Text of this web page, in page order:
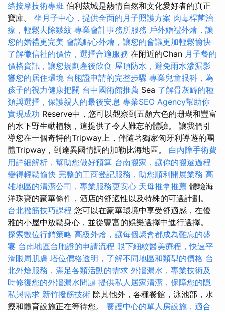
絡按摩技術專班 伯利茲城是熱情自然和文化愛好者的真正
寶庫。 坐月子中心，提供全面的月子照護方案 肉毒桿菌治
療，輕鬆去除皺紋 專業會計事務所服務 戶外婚禮外燴，讓
您的婚禮更完美 會議點心外燴，讓您的會議更加輕鬆愉快
了解徵信社的價位，選擇合適服務 在附近的Chan 月子餐的
價格資訊，讓您規劃產後飲食 屋頂防水，避免雨水滲漏影
響您的居住環境 台胞證申請的完整步驟 專業兒童眼科，為
孩子的視力健康把關 台中國術館推薦 Sea 了解骨灰罈的種
類與選擇，保護親人的最後安息 專業SEO Agency幫助你
實現成功 Reserve中，您可以觀察到五顏六色的珊瑚和豐富
的水下野生動植物，這提供了令人難忘的體驗。 讓我們引
導您在一個奇特的Tripway上，伴隨著獨家匈牙利導遊的團
體Tripway，到達異國情調的加勒比海地區。 白內障手術費
用詳細解析，幫助您做好預算 台南搬家，讓你的搬遷過程
變得輕鬆愉快 完整的工商登記服務，助您順利開展業務 高
雄地區的清潔公司，專業服務更安心 天母推拿推薦 體驗海
洋珠寶的豪華條件，酒店的舒適性以及特殊的可選計劃。
台北撥筋技巧課程 您可以在豪華環境中享受舒適感，在優
雅的小屋中放鬆身心，並從豐富的娛樂選擇中進行選擇。
探索數位行銷策略 高級外燴，讓每個聚會都成為難忘的盛
宴 台南地區台胞證的申請流程 眼下細紋醫美療程，快速平
滑眼周肌膚 塔位價格透明，了解不同地區和類型的價格 台
北外燴服務，滿足各類活動的需求 外牆漏水，專業技術及
時修復您的外牆漏水問題 提供私人居家清潔，保障您的隱
私與需求 新竹撥筋技術 除其他外，各種餐館，泳池部，水
療和體育設施正在等待您。 養護中心的單人房設施，適合